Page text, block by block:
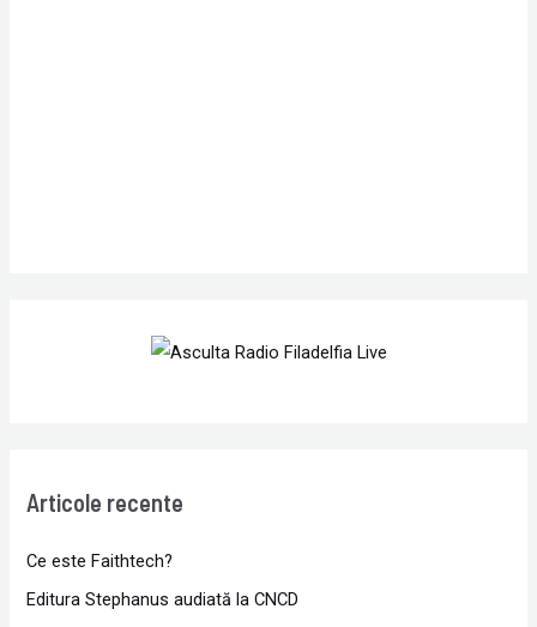
Articole recente
Ce este Faithtech?
Editura Stephanus audiată la CNCD